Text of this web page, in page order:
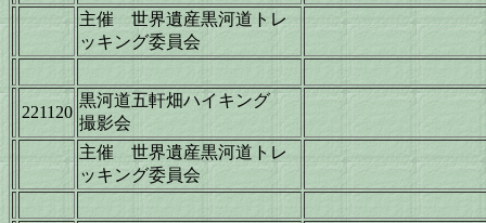
主催 世界遺産黒河道トレ
ッキング委員会
221120
黒河道五軒畑ハイキング
撮影会
主催 世界遺産黒河道トレ
ッキング委員会